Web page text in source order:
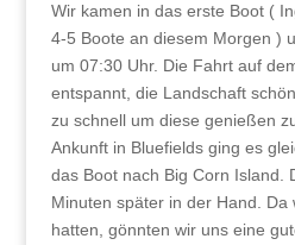
Wir kamen in das erste Boot (
4-5 Boote an diesem Morgen )
um 07:30 Uhr. Die Fahrt auf
entspannt, die Landschaft
zu schnell um diese genießen
Ankunft in Bluefields ging es
das Boot nach Big Corn Island.
Minuten später in der Hand. Da
hatten, gönnten wir uns eine